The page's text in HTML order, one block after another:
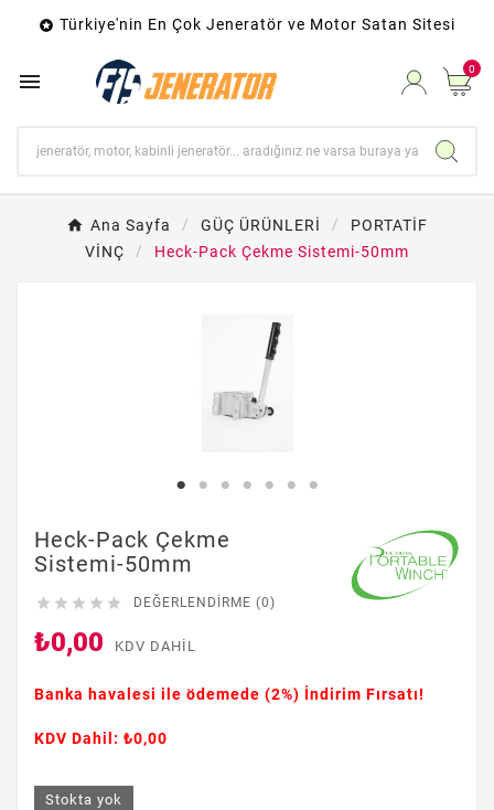
 Türkiye'nin En Çok Jeneratör ve Motor Satan Sitesi
 0
Ana Sayfa GÜÇ ÜRÜNLERİ
PORTATİF
VİNÇ
Heck-Pack Çekme Sistemi-50mm
Heck-Pack Çekme
Sistemi-50mm
     DEĞERLENDIRME (0)
₺0,00 KDV DAHIL
Banka havalesi ile ödemede (2%) İndirim Fırsatı!
KDV Dahil: ₺0,00
Stokta yok